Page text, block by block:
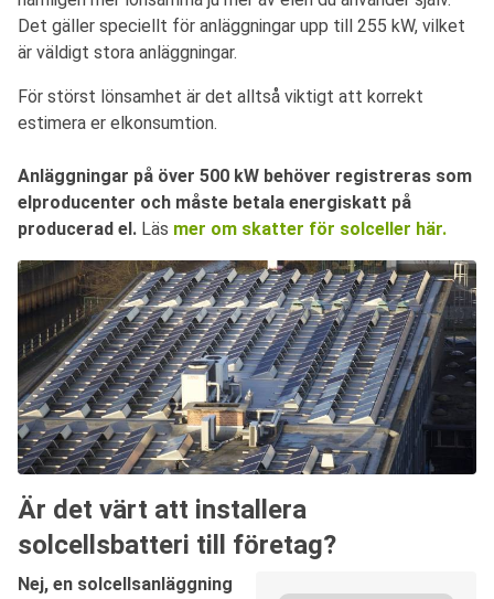
Det gäller speciellt för anläggningar upp till 255 kW, vilket
är väldigt stora anläggningar.
För störst lönsamhet är det alltså viktigt att korrekt
estimera er elkonsumtion.
Anläggningar på över 500 kW behöver registreras som
elproducenter och måste betala energiskatt på
producerad el. Läs mer om skatter för solceller här.
Är det värt att installera
solcellsbatteri till företag?
Nej, en solcellsanläggning